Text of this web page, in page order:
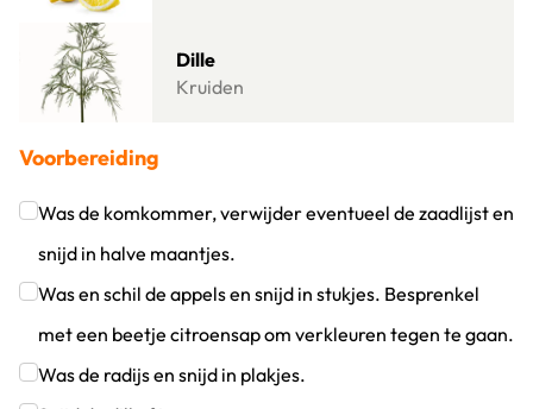
Dille
Kruiden
Lees meer over Dille
Voorbereiding
Was de komkommer, verwijder eventueel de zaadlijst en
snijd in halve maantjes.
Klik om dit selectievakje aan te vinken
Was en schil de appels en snijd in stukjes. Besprenkel
met een beetje citroensap om verkleuren tegen te gaan.
Klik om dit selectievakje aan te vinken
Was de radijs en snijd in plakjes.